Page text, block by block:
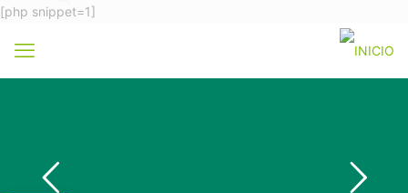
[php snippet=1]